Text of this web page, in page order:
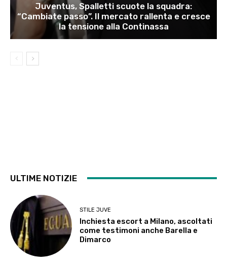
Juventus, Spalletti scuote la squadra:
“Cambiate passo”. Il mercato rallenta e cresce
la tensione alla Continassa
ULTIME NOTIZIE
STILE JUVE
Inchiesta escort a Milano, ascoltati
come testimoni anche Barella e
Dimarco